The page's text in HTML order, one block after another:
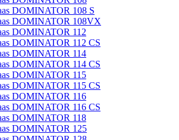
DOMINATOR 108 S
DOMINATOR 108VX
DOMINATOR 112
DOMINATOR 112 CS
DOMINATOR 114
DOMINATOR 114 CS
DOMINATOR 115
DOMINATOR 115 CS
DOMINATOR 116
DOMINATOR 116 CS
DOMINATOR 118
DOMINATOR 125